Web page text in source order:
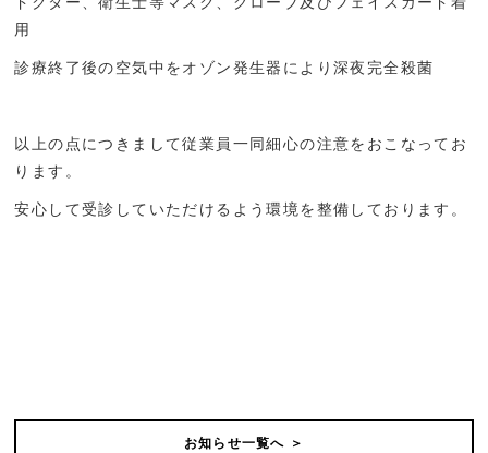
用
診療終了後の空気中をオゾン発生器により深夜完全殺菌
以上の点につきまして従業員一同細心の注意をおこなってお
ります。
安心して受診していただけるよう環境を整備しております。
お知らせ一覧へ ＞